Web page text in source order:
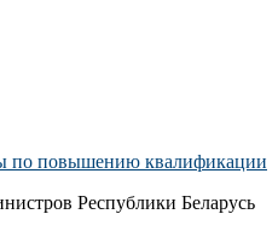
по повышению квалификации
Республики Беларусь